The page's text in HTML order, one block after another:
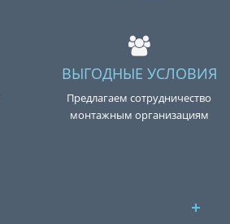
ВЫГОДНЫЕ УСЛОВИЯ
Предлагаем сотрудничество
монтажным организациям